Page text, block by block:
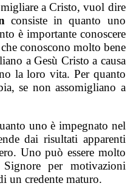
a Cristo, vuol dire
consiste in quanto uno
è importante conoscere
conoscono molto bene
a Gesù Cristo a causa
la loro vita. Per quanto
se non assomigliano a
uno è impegnato nel
dai risultati apparenti
Uno può essere molto
per motivazioni
un credente maturo.